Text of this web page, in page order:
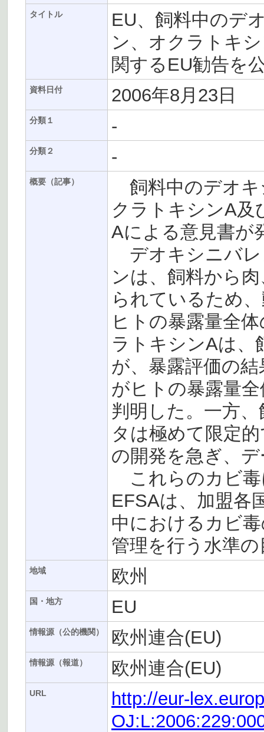
タイトル
EU、飼料中のデ
ン、オクラトキ
関するEU勧告を
資料日付 2006年8月23日
分類１ -
分類２ -
概要（記事）
飼料中のデオキ
クラトキシンA及
Aによる意見書が
デオキシニバレ
ンは、飼料から
られているため
ヒトの暴露量全
ラトキシンAは、
が、暴露評価の
がヒトの暴露量
判明した。一方
タは極めて限定
の開発を急ぎ、
これらのカビ毒
EFSAは、加盟各
中におけるカビ
管理を行う水準
地域 欧州
国・地方 EU
情報源（公的機関） 欧州連合(EU)
情報源（報道） 欧州連合(EU)
URL
http://eur-